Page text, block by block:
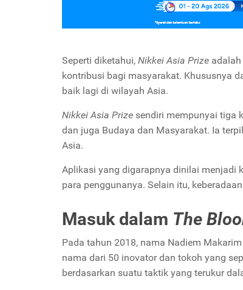
Seperti diketahui, Nikkei Asia Prize
kontribusi bagi masyarakat. Khususnya
baik lagi di wilayah Asia.
Nikkei Asia Prize sendiri mempunyai tiga
dan juga Budaya dan Masyarakat. Ia
Asia.
Aplikasi yang digarapnya dinilai menjadi
para penggunanya. Selain itu,
Masuk dalam The
Pada tahun 2018, nama Nadiem
nama dari 50 inovator dan tokoh yang
berdasarkan suatu taktik yang terukur